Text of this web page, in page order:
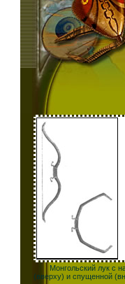
Монгольский лук с
(вверху) и спущенной